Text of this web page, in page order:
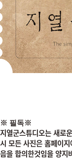
※ 필독※
지열군스튜디오는 새로
시 모든 사진은 홈페이
음을 합의한것임을 양지